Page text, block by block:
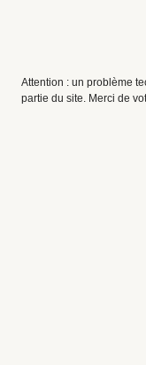
Attention : un problème
partie du site. Merci de